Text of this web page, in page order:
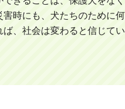
害時にも、犬たちのために
ば、社会は変わると信じてい